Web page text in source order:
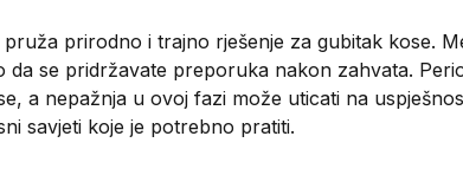
prirodno i trajno rješenje za gubitak kose.
da se pridržavate preporuka nakon zahvata.
a nepažnja u ovoj fazi može uticati na
savjeti koje je potrebno pratiti.